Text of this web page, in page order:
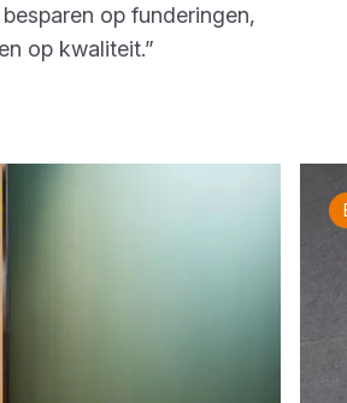
op funderingen,
op kwaliteit.”